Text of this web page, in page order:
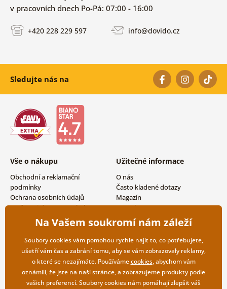
v pracovních dnech Po-Pá: 07:00 - 16:00
+420 228 229 597 info@dovido.cz
Sledujte nás na
Vše o nákupu
Obchodní a reklamační
podmínky
Ochrana osobních údajů
Možnosti dopravy a platby
Vrácení zboží
Užitečné informace
O nás
Často kladené dotazy
Magazín
Kontakty
Velkoobchodní spolupráce
Na Vašem soukromí nám záleží
Soubory cookies vám pomohou rychle najít to, co potřebujete,
ušetří vám čas a zabrání tomu, aby se vám zobrazovaly reklamy,
o které se nezajímáte. Používámecookies, abychom vám
oznámili, že jste na naší stránce, a zobrazujeme produkty podle
vašich preferencí. Soubory cookies nám pomáhají zlepšit váš